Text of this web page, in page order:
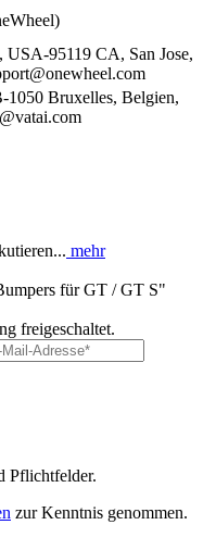
USA-95119 CA, San Jose,
1050 Bruxelles, Belgien,
mehr
für GT / GT S"
freigeschaltet.
Pflichtfelder.
zur Kenntnis genommen.